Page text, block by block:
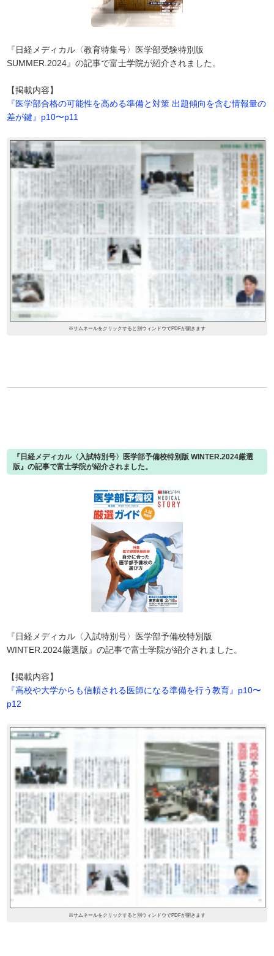
『日経メディカル〈教育特集号〉医学部受験特別版
SUMMER.2024』の記事で富士学院が紹介されました。
【掲載内容】
『医学部合格の可能性を高める準備と対策 出題傾向を含む情報量の
差が鍵』p10〜p11
※サムネールをクリックすると別ウィンドウでPDFが開きます
『日経メディカル〈入試特別号〉医学部予備校特別版 WINTER.2024厳選
版』の記事で富士学院が紹介されました。
『日経メディカル〈入試特別号〉医学部予備校特別版
WINTER.2024厳選版』の記事で富士学院が紹介されました。
【掲載内容】
『高校や大学からも信頼される医師になる準備を行う教育』p10〜
p12
※サムネールをクリックすると別ウィンドウでPDFが開きます